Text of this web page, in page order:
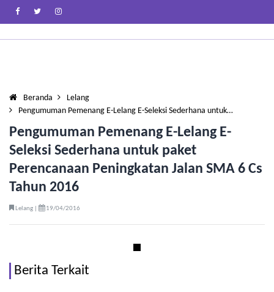
Beranda
Lelang
Pengumuman Pemenang E-Lelang E-Seleksi Sederhana untuk…
Pengumuman Pemenang E-Lelang E-
Seleksi Sederhana untuk paket
Perencanaan Peningkatan Jalan SMA 6 Cs
Tahun 2016
Lelang | 19/04/2016
Berita Terkait